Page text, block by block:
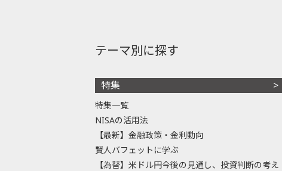
テーマ別に探す
特集
特集一覧
NISAの活用法
【最新】金融政策・金利動向
賢人バフェットに学ぶ
【為替】米ドル円今後の見通し、投資判断の考え